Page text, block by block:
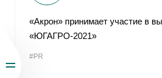
«Акрон» принимает участие в
«ЮГАГРО-2021»
#PR